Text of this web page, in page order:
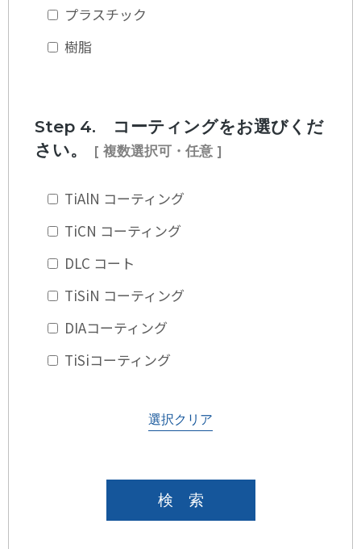
プラスチック
樹脂
Step 4. コーティングをお選びくだ
さい。
[ 複数選択可・任意 ]
TiAlN コーティング
TiCN コーティング
DLC コート
TiSiN コーティング
DIAコーティング
TiSiコーティング